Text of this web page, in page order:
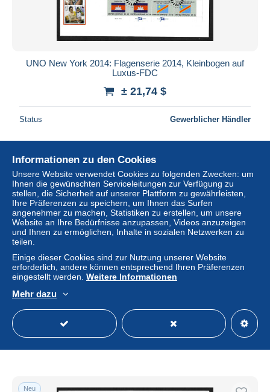
UNO New York 2014: Flagenserie 2014, Kleinbogen auf
Luxus-FDC
± 21,74 $
Status Gewerblicher Händler
Neu
UNO Genf 2019: 50ème anniversaire de l'APNU à
± 21,74 $
Neu
Informationen zu den Cookies
Unsere Website verwendet Cookies zu folgenden Zwecken: um
Ihnen die gewünschten Serviceleitungen zur Verfügung zu
stellen, die Sicherheit auf unserer Plattform zu gewährleisten,
Ihre Präferenzen zu speichern, um Ihnen das Surfen
angenehmer zu machen, Statistiken zu erstellen, um unsere
Website an Ihre Bedürfnisse anzupassen, Videos anzuzeigen
und Ihnen zu ermöglichen, Inhalte in sozialen Netzwerken zu
teilen.
Einige dieser Cookies sind zur Nutzung unserer Website
erforderlich, andere können entsprechend Ihren Präferenzen
eingestellt werden. Weitere Informationen
Mehr dazu